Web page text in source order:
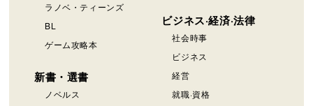
ラノベ・ティーンズ
BL
ゲーム攻略本
新書・選書
ノベルス
ビジネス·経済·法律
社会時事
ビジネス
経営
就職·資格